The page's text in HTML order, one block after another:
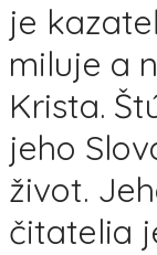
je
miluje a
Krista.
jeho
život.
čitatelia